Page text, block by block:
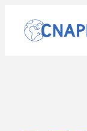
contenu